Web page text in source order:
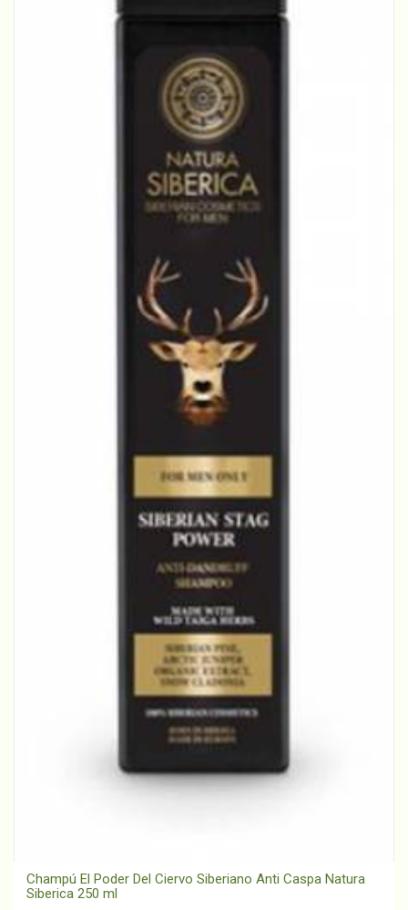
Champú El Poder Del Ciervo Siberiano Anti Caspa Natura
Siberica 250 ml